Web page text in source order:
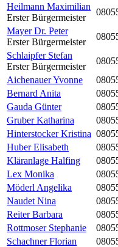
Heilmann Maximilian
Erster Bürgermeister
Mayer Dr. Peter
Erster Bürgermeister
Schlaipfer Stefan
Erster Bürgermeister
Aichenauer Yvonne
Bernard Anita
Gauda Günter
Gruber Katharina
Hinterstocker Kristina
Huber Elisabeth
Kläranlage Halfing
Lex Monika
Möderl Angelika
Naudet Nina
Reiter Barbara
Rottmoser Stephanie
Schachner Florian